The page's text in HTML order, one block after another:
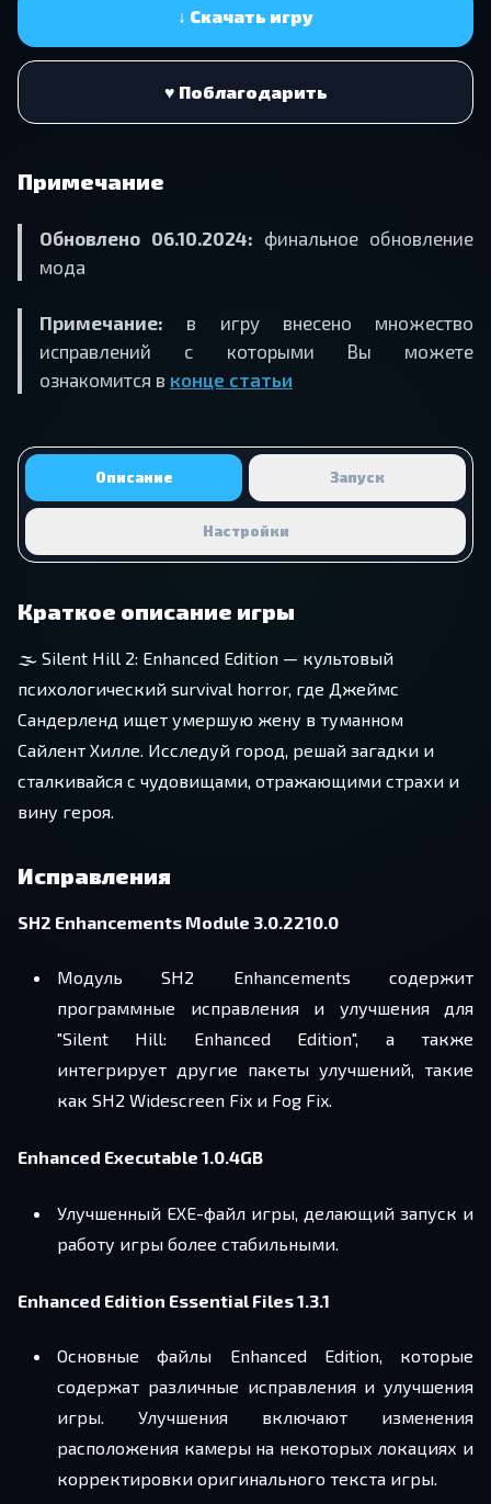
↓ Скачать игру
♥ Поблагодарить
Примечание
Обновлено 06.10.2024: финальное обновление
мода
Примечание: в игру внесено множество
исправлений с которыми Вы можете
ознакомится в конце статьи
Описание Запуск
Настройки
Краткое описание игры
🌫️ Silent Hill 2: Enhanced Edition — культовый
психологический survival horror, где Джеймс
Сандерленд ищет умершую жену в туманном
Сайлент Хилле. Исследуй город, решай загадки и
сталкивайся с чудовищами, отражающими страхи и
вину героя.
Исправления
SH2 Enhancements Module 3.0.2210.0
Модуль SH2 Enhancements содержит
программные исправления и улучшения для
"Silent Hill: Enhanced Edition", а также
интегрирует другие пакеты улучшений, такие
как SH2 Widescreen Fix и Fog Fix.
Enhanced Executable 1.0.4GB
Улучшенный EXE-файл игры, делающий запуск и
работу игры более стабильными.
Enhanced Edition Essential Files 1.3.1
Основные файлы Enhanced Edition, которые
содержат различные исправления и улучшения
игры. Улучшения включают изменения
расположения камеры на некоторых локациях и
корректировки оригинального текста игры.